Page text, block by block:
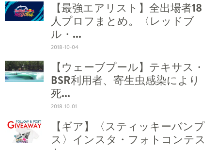
【最強エアリスト】全出場者18
人プロフまとめ。〈レッドブ
ル・...
2018-10-04
【ウェーブプール】テキサス・
BSR利用者、寄生虫感染により
死...
2018-10-01
【ギア】〈スティッキーバンプ
ス〉インスタ・フォトコンテス